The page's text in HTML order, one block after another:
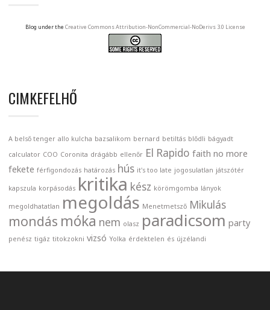
Blog under the Creative Commons Attribution-NonCommercial-NoDerivs 3.0 License
CIMKEFELHŐ
A belső tenger allo kulcha bazsalikom bernard betiltás blődli bágyadt
calculator COO Coronita drágább ellenőr El Rapido faith no more
fekete férfigondozás határozás hús it's too late jogosulatlan játszótér
kapszula korpásodás kritika kész körömgomba lányok
megoldhatatlan megoldás Menetmetsző Mikulás
mondás móka nem olasz paradicsom party
penész tigáz titokzokni vizsó Yolka érdektelen és újzélandi